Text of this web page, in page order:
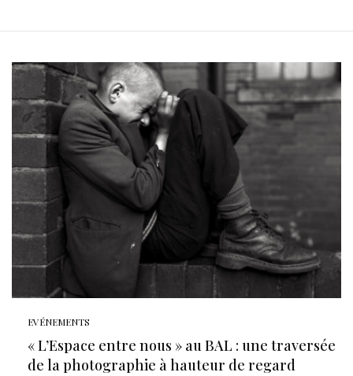
EVÉNEMENTS
« L’Espace entre nous » au BAL : une traversée
de la photographie à hauteur de regard